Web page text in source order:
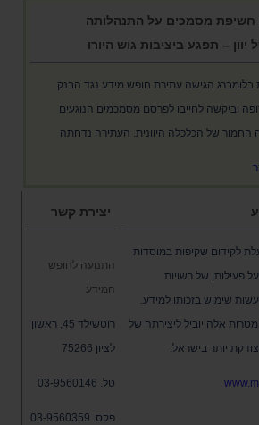
מסמכים על התנהלותה
יוון – תפגע ביציבות גוש היורו
בלומברג הגישה עתירת חופש מידע נגד הבנק
וביקשה לחייבו לפרסם מסמכמים הנוגעים
של הכלכלה היוונית. העתירה נדחתה
יצירת קשר
התנועה לחופש
המידע
רוטשילד 45, ראשון
לציון 75266
טל. 03-9560146
פקס. 03-9560359
לקידום שקיפות במוסדות
פעילותן של רשויות
שימוש בזכותו למידע.
אלה יוביל ליצירתה של
יותר בישראל.